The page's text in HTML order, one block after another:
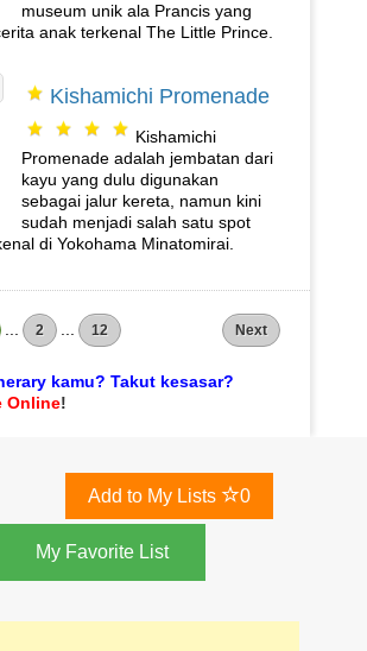
museum unik ala Prancis yang
anak terkenal The Little Prince.
Kishamichi Promenade
Kishamichi
Promenade adalah jembatan dari
kayu yang dulu digunakan
sebagai jalur kereta, namun kini
sudah menjadi salah satu spot
di Yokohama Minatomirai.
2 12 Next
kamu? Takut kesasar?
Online!
Add to My Lists 0